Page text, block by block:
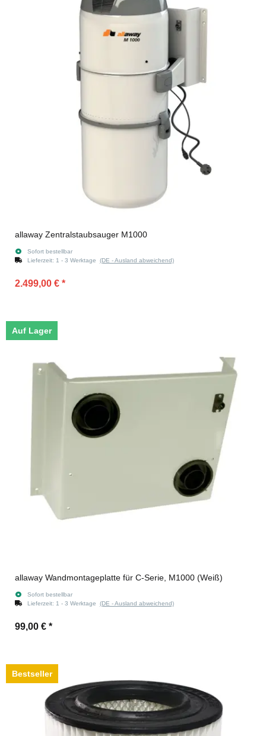
allaway Zentralstaubsauger M1000
Sofort bestellbar
Lieferzeit: 1 - 3 Werktage (DE - Ausland abweichend)
2.499,00 € *
Auf Lager
allaway Wandmontageplatte für C-Serie, M1000 (Weiß)
Sofort bestellbar
Lieferzeit: 1 - 3 Werktage (DE - Ausland abweichend)
99,00 € *
Bestseller